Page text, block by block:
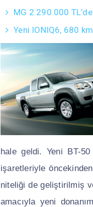
MG 2.290.000
Yeni IONIQ6, 680
hale geldi. Yeni BT-
işaretleriyle
niteliği de geliştirilmiş
amacıyla yeni